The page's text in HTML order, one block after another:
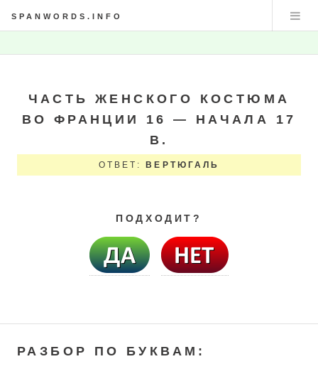
SPANWORDS.INFO
ЧАСТЬ ЖЕНСКОГО КОСТЮМА
ВО ФРАНЦИИ 16 — НАЧАЛА 17
В.
ОТВЕТ: ВЕРТЮГАЛЬ
ПОДХОДИТ?
РАЗБОР ПО БУКВАМ: